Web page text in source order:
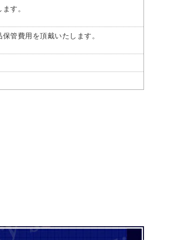
す。
管費用を頂戴いたします。